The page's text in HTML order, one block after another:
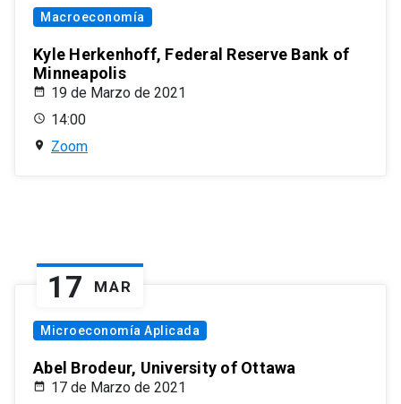
Macroeconomía
Kyle Herkenhoff, Federal Reserve Bank of
Minneapolis
19 de Marzo de 2021
14:00
Zoom
17 MAR
Microeconomía Aplicada
Abel Brodeur, University of Ottawa
17 de Marzo de 2021